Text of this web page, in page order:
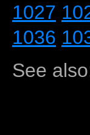
1027
1036
See